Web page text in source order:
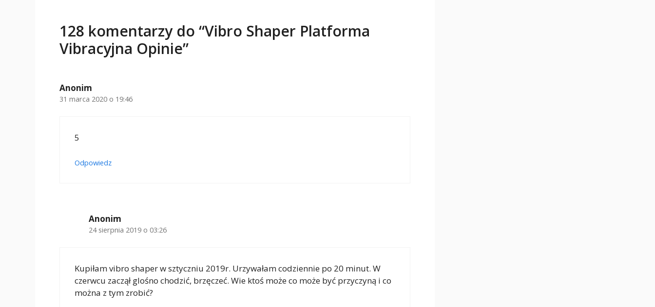
128 komentarzy do “Vibro Shaper Platforma
Vibracyjna Opinie”
Anonim
31 marca 2020 o 19:46
5
Odpowiedz
Anonim
24 sierpnia 2019 o 03:26
Kupiłam vibro shaper w sztyczniu 2019r. Urzywałam codziennie po 20 minut. W
czerwcu zaczął glośno chodzić, brzęczeć. Wie ktoś może co może być przyczyną i co
można z tym zrobić?